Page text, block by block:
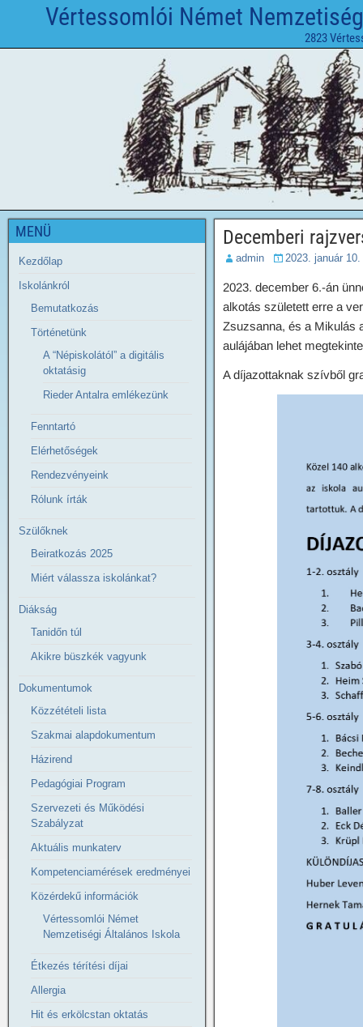
Vértessomlói Német
2823
Decemberi
admin 2023. január 10.
2023. december 6.-án
alkotás született erre a
Zsuzsanna, és a Mikulás
aulájában lehet
A díjazottaknak szívből
MENÜ
Kezdőlap
Iskolánkról
Bemutatkozás
Történetünk
A “Népiskolától” a digitális
oktatásig
Rieder Antalra emlékezünk
Fenntartó
Elérhetőségek
Rendezvényeink
Rólunk írták
Szülőknek
Beiratkozás 2025
Miért válassza iskolánkat?
Diákság
Tanidőn túl
Akikre büszkék vagyunk
Dokumentumok
Közzétételi lista
Szakmai alapdokumentum
Házirend
Pedagógiai Program
Szervezeti és Működési
Szabályzat
Aktuális munkaterv
Kompetenciamérések eredményei
Közérdekű információk
Vértessomlói Német
Nemzetiségi Általános Iskola
Étkezés térítési díjai
Allergia
Hit és erkölcstan oktatás